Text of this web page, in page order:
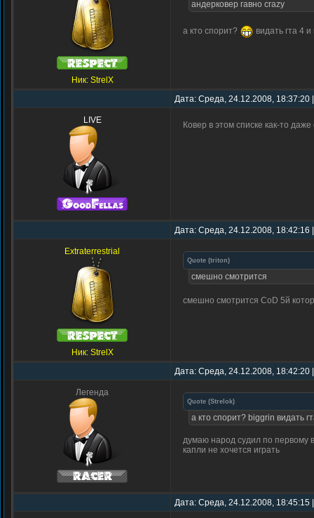
Ник: StrelX
андерковер гавно crazy
а кто спорит? видать гта 4
Дата: Среда, 24.12.2008,
LIVE Ковер в этом списке как-то
Дата: Среда, 24.12.2008,
Extraterrestrial
Ник: StrelX
Quote (triton)
смешно смотрится
смешно смотрится CoD 5й
Дата: Среда, 24.12.2008,
Легенда
Quote (Strelok)
а кто спорит? biggrin видать
думаю народ судил по первому
капли не хочется играть
Дата: Среда, 24.12.2008,